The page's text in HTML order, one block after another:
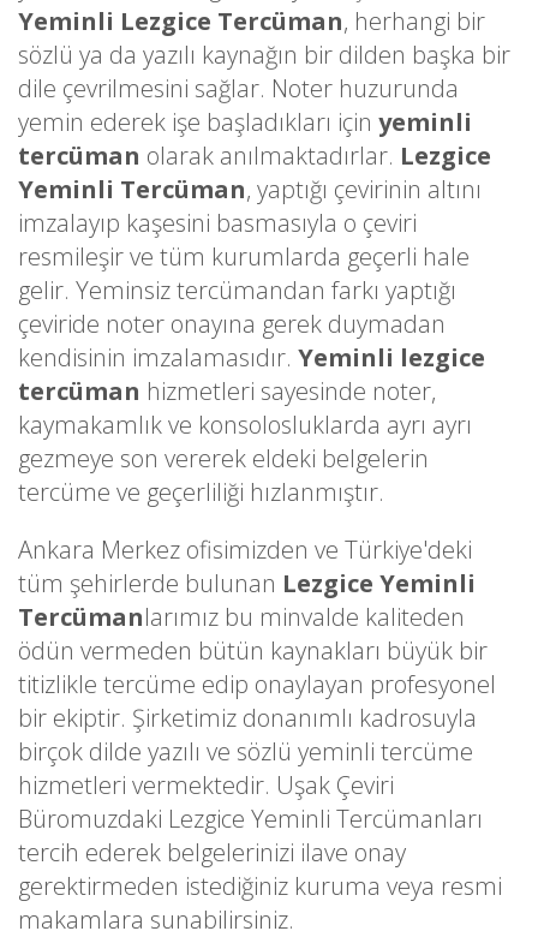
Yeminli Lezgice Tercüman, herhangi bir
sözlü ya da yazılı kaynağın bir dilden başka bir
dile çevrilmesini sağlar. Noter huzurunda
yemin ederek işe başladıkları için yeminli
tercüman olarak anılmaktadırlar. Lezgice
Yeminli Tercüman, yaptığı çevirinin altını
imzalayıp kaşesini basmasıyla o çeviri
resmileşir ve tüm kurumlarda geçerli hale
gelir. Yeminsiz tercümandan farkı yaptığı
çeviride noter onayına gerek duymadan
kendisinin imzalamasıdır. Yeminli lezgice
tercüman hizmetleri sayesinde noter,
kaymakamlık ve konsolosluklarda ayrı ayrı
gezmeye son vererek eldeki belgelerin
tercüme ve geçerliliği hızlanmıştır.
Ankara Merkez ofisimizden ve Türkiye'deki
tüm şehirlerde bulunan Lezgice Yeminli
Tercümanlarımız bu minvalde kaliteden
ödün vermeden bütün kaynakları büyük bir
titizlikle tercüme edip onaylayan profesyonel
bir ekiptir. Şirketimiz donanımlı kadrosuyla
birçok dilde yazılı ve sözlü yeminli tercüme
hizmetleri vermektedir. Uşak Çeviri
Büromuzdaki Lezgice Yeminli Tercümanları
tercih ederek belgelerinizi ilave onay
gerektirmeden istediğiniz kuruma veya resmi
makamlara sunabilirsiniz.